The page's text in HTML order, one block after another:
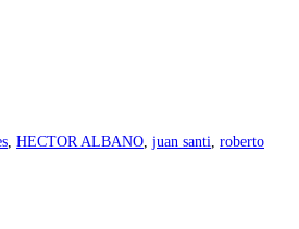
HECTOR ALBANO juan santi roberto